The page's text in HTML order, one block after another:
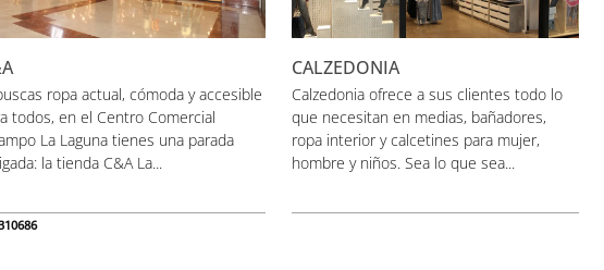
ropa actual, cómoda y accesible
todos, en el Centro Comercial
La Laguna tienes una parada
la tienda C&A La...
CALZEDONIA
Calzedonia ofrece a sus clientes todo lo
que necesitan en medias, bañadores,
ropa interior y calcetines para mujer,
hombre y niños. Sea lo que sea...